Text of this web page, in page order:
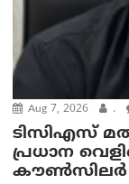
Aug 7, 2026 .
ടിസിഎസ്
പ്രധാന
കൗൺസിലർ